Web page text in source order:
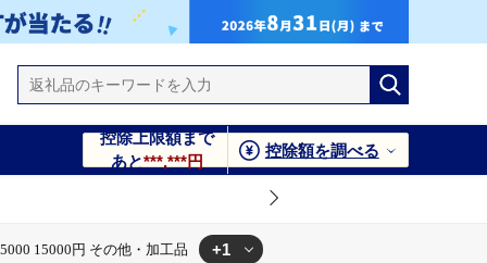
控除上限額まで
あと***,***円
控除額を調べる
15000円 その他・加工品 +1